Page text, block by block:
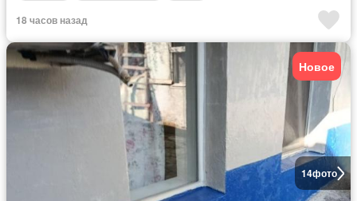
18 часов назад
14фото
Новое